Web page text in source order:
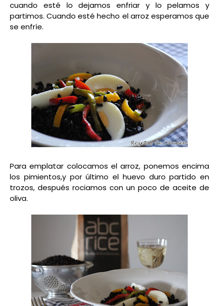
cuando esté lo dejamos enfriar y lo pelamos y
partimos. Cuando esté hecho el arroz esperamos que
se enfríe.
Para emplatar colocamos el arroz, ponemos encima
los pimientos,y por último el huevo duro partido en
trozos, después rociamos con un poco de aceite de
oliva.